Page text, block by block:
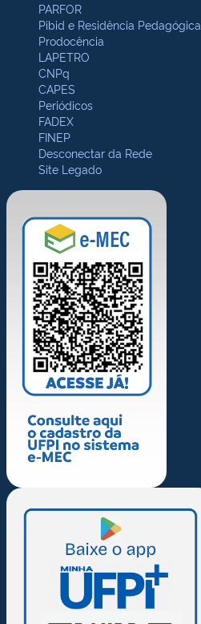
PARFOR
Pibid e Residência Pedagógica
Prodocência
LAPETRO
CNPq
CAPES
Periódicos
FADEX
FINEP
Desconectar da Rede
Site Legado